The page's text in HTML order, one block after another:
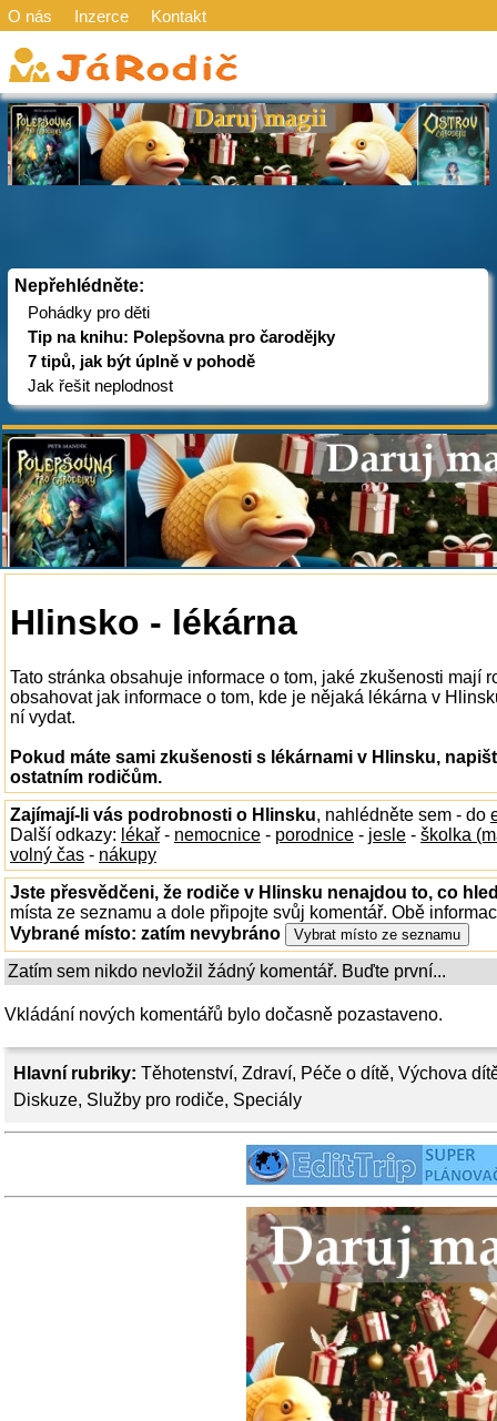
O nás Inzerce Kontakt
Nepřehlédněte:
Pohádky pro děti
Tip na knihu: Polepšovna pro čarodějky
7 tipů, jak být úplně v pohodě
Jak řešit neplodnost
Hlavní rubriky: Těhotenství, Zdraví, Péče o dítě, Výchova
Diskuze, Služby pro rodiče, Speciály
Hlinsko - lékárna
Tato stránka obsahuje informace o tom, jaké zkušenosti mají
obsahovat jak informace o tom, kde je nějaká lékárna v
ní vydat.
Pokud máte sami zkušenosti s lékárnami v Hlinsku,
ostatním rodičům.
Zajímají-li vás podrobnosti o Hlinsku, nahlédněte sem - do
Další odkazy: lékař - nemocnice - porodnice - jesle - školka
volný čas - nákupy
Jste přesvědčeni, že rodiče v Hlinsku nenajdou to, co
místa ze seznamu a dole připojte svůj komentář. Obě
Vybrané místo: zatím nevybráno
Zatím sem nikdo nevložil žádný komentář. Buďte první...
Vkládání nových komentářů bylo dočasně pozastaveno.